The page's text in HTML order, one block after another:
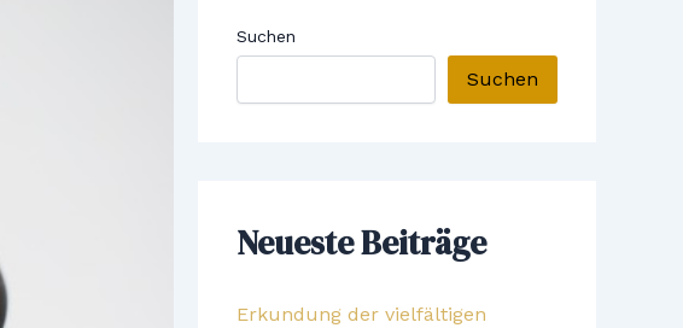
Suchen
Suchen
Neueste Beiträge
Erkundung der vielfältigen